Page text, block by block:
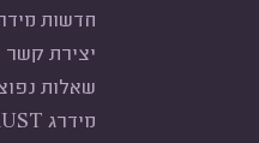
חדשות
יצירת קשר
שאלות
מידרג TRUST